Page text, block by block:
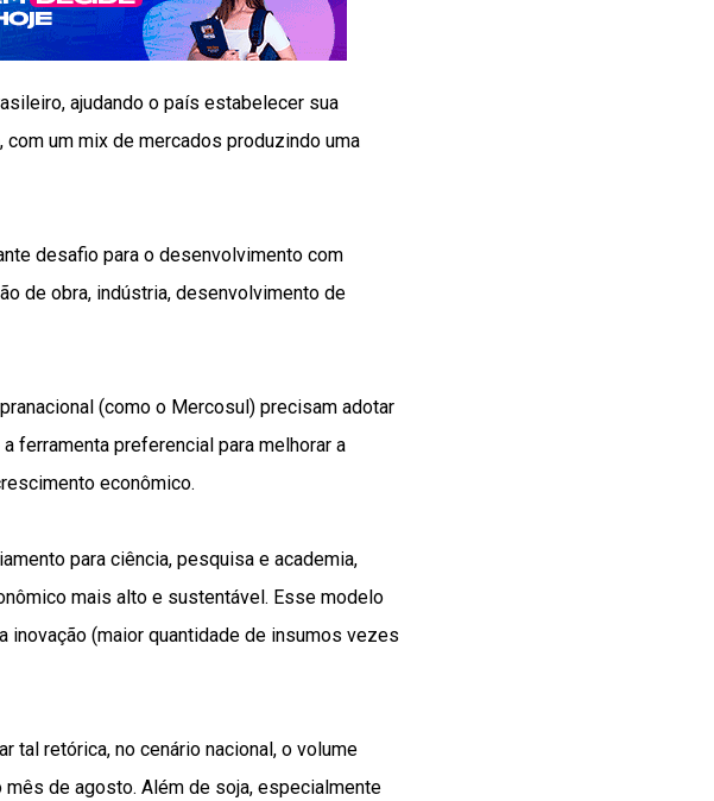
ajudando o país estabelecer sua
um mix de mercados produzindo uma
desafio para o desenvolvimento com
de obra, indústria, desenvolvimento de
(como o Mercosul) precisam adotar
ferramenta preferencial para melhorar a
econômico.
para ciência, pesquisa e academia,
mais alto e sustentável. Esse modelo
inovação (maior quantidade de insumos vezes
tal retórica, no cenário nacional, o volume
mês de agosto. Além de soja, especialmente